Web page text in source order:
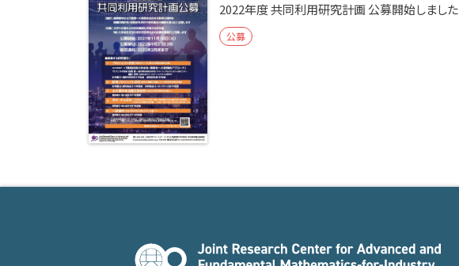
2022年度 共同利用研究計画 公募開始しました
公募